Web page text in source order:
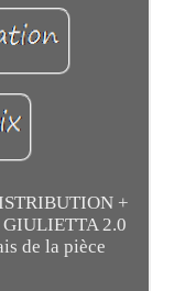
+
GIULIETTA 2.0
de la pièce